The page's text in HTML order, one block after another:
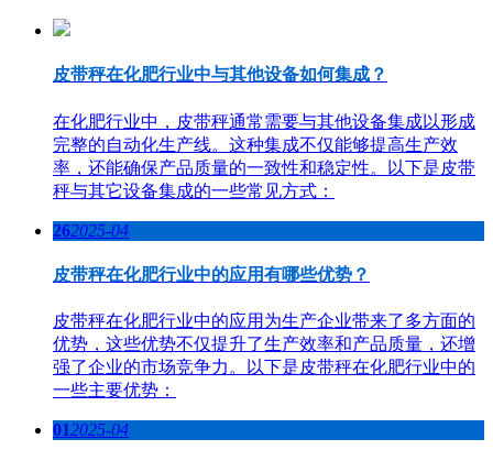
皮带秤在化肥行业中与其他设备如何集成？
在化肥行业中，皮带秤通常需要与其他设备集成以形成
完整的自动化生产线。这种集成不仅能够提高生产效
率，还能确保产品质量的一致性和稳定性。以下是皮带
秤与其它设备集成的一些常见方式：
262025-04
皮带秤在化肥行业中的应用有哪些优势？
皮带秤在化肥行业中的应用为生产企业带来了多方面的
优势，这些优势不仅提升了生产效率和产品质量，还增
强了企业的市场竞争力。以下是皮带秤在化肥行业中的
一些主要优势：
012025-04